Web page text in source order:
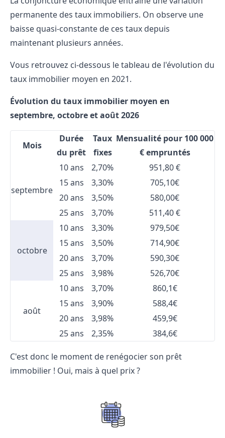
permanente des taux immobiliers. On observe une
baisse quasi-constante de ces taux depuis
maintenant plusieurs années.
Vous retrouvez ci-dessous le tableau de l'évolution du
taux immobilier moyen en 2021.
Évolution du taux immobilier moyen en
septembre, octobreet août 2026
Mois
Durée
du prêt
Taux
fixes
Mensualité pour 100 000
€ empruntés
septembre
10 ans 2,70%
951,80 €
15 ans
3,30%
705,10€
20 ans
3,50%
580,00€
25 ans
3,70% 511,40 €
octobre
10 ans 3,30%
979,50€
15 ans
3,50%
714,90€
20 ans
3,70%
590,30€
25 ans
3,98% 526,70€
août
10 ans 3,70%
860,1€
15 ans
3,90%
588,4€
20 ans
3,98%
459,9€
25 ans
2,35% 384,6€
C'est donc le moment de renégocier son prêt
immobilier ! Oui, mais à quel prix ?